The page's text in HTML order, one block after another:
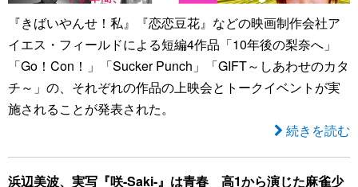
『きばいやんせ！私』『恋恋豆花』などの映画制作会社ア
イエス・フィールドによる短編4作品「10年後の梨奈へ」
「Go！Con！」「Sucker Punch」「GIFT～しあわせのカタ
チ～」の、それぞれの作品の上映会とトークイベントが実
施されることが発表された。
続きを読む
浜辺美波、実写『咲-Saki-』は青春 高1から演じた麻雀少